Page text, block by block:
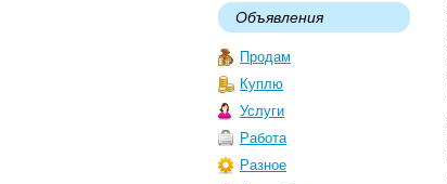
Объявления
Продам
Куплю
Услуги
Работа
Разное